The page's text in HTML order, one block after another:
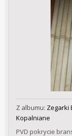
Z albumu: Zegarki
Kopalniane
PVD pokrycie